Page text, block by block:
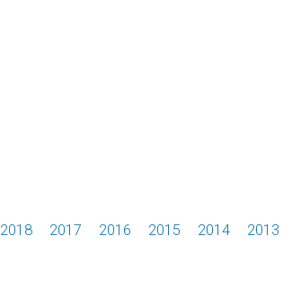
2018 2017 2016 2015 2014 2013